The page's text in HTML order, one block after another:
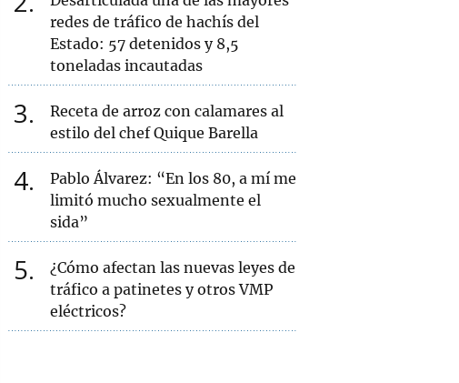
redes de tráfico de hachís del
Estado: 57 detenidos y 8,5
toneladas incautadas
3
Receta de arroz con calamares al
estilo del chef Quique Barella
4
Pablo Álvarez: “En los 80, a mí me
limitó mucho sexualmente el
sida”
5
¿Cómo afectan las nuevas leyes de
tráfico a patinetes y otros VMP
eléctricos?